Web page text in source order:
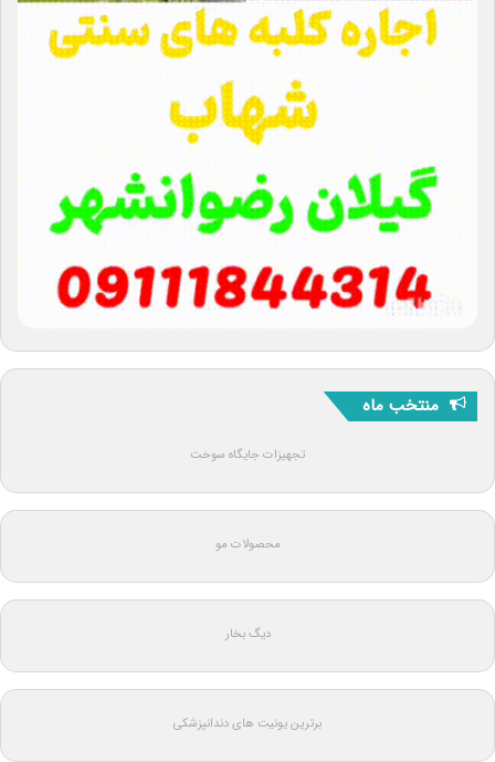
منتخب ماه
تجهیزات جایگاه سوخت
محصولات مو
دیگ بخار
برترین یونیت های دندانپزشکی